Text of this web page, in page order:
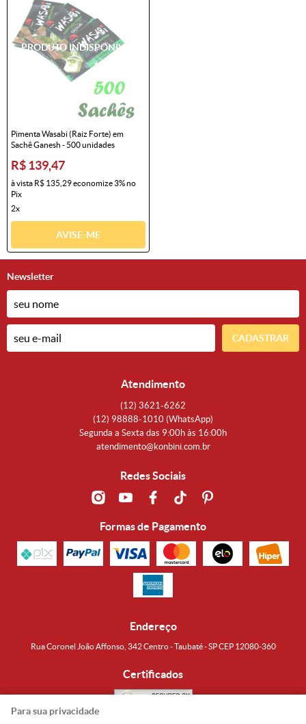
Pimenta Wasabi (Raiz Forte) em
Sachê Ganesh - 500 unidades
R$ 139,47
à vista R$ 135,29economize3%no
Pix
2x
AVISE-ME
Newsletter
CADASTRAR
Atendimento
(12) 3621-6262
(12) 98888-1010 (WhatsApp)
Segunda a Sexta das 9:00h às 16:00h
atendimento@konbini.com.br
Redes Sociais
Formas de Pagamento
Endereço
Rua Coronel João Affonso, 342 Centro - Taubaté - SP CEP 12080-360
Certificados
Para sua privacidade